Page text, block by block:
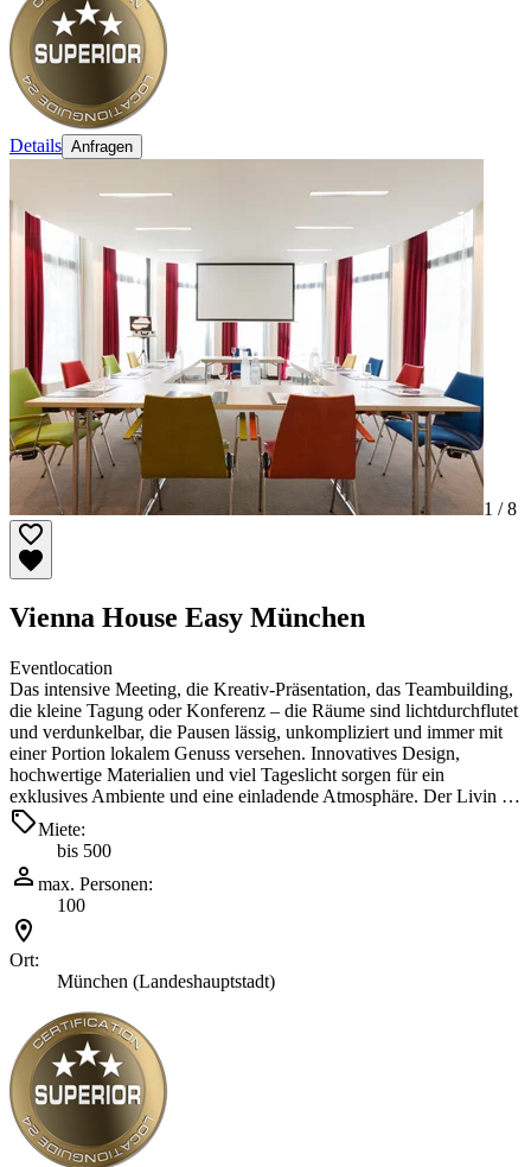
Details Anfragen
1 /8
Vienna House Easy München
Eventlocation
Das intensive Meeting, die Kreativ-Präsentation, das Teambuilding,
die kleine Tagung oder Konferenz – die Räume sind lichtdurchflutet
und verdunkelbar, die Pausen lässig, unkompliziert und immer mit
einer Portion lokalem Genuss versehen. Innovatives Design,
hochwertige Materialien und viel Tageslicht sorgen für ein
exklusives Ambiente und eine einladende Atmosphäre. Der Livin …
Miete:
bis 500
max. Personen:
100
Ort:
München (Landeshauptstadt)